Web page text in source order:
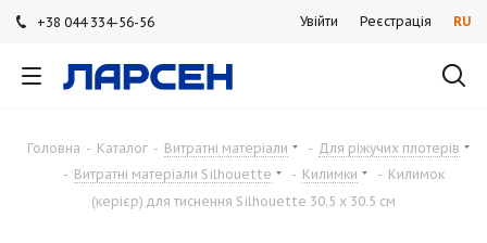
+38 044 334-56-56
+38 044 334-56-56
Увійти Реєстрація RU
Головна - Каталог - Витратні матеріали - Для ріжучих плотерів
- Витратні матеріали Silhouette - Килимки - Килимок
(керієр) для тиснення Silhouette 30.5 х 30.5 см